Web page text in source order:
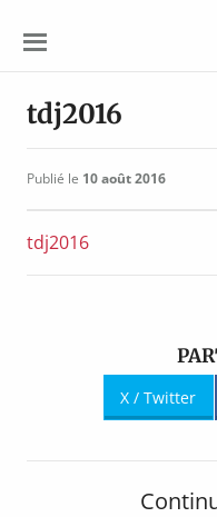
tdj2016
Publié le 10 août 2016
tdj2016
X / Twitter